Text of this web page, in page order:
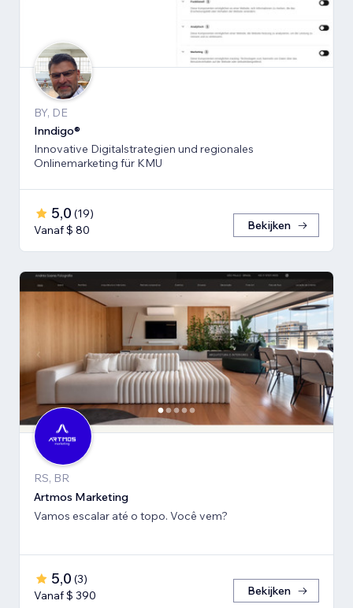
BY, DE
Inndigo®
Innovative Digitalstrategien und regionales
Onlinemarketing für KMU
5,0 (19)
Vanaf $ 80
Bekijken
RS, BR
Artmos Marketing
Vamos escalar até o topo. Você vem?
5,0 (3)
Vanaf $ 390
Bekijken